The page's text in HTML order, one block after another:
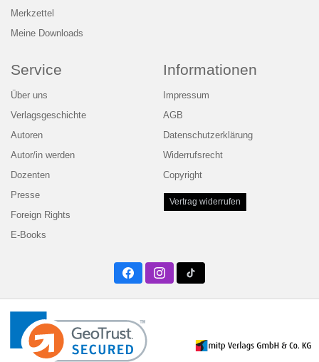
Merkzettel
Meine Downloads
Service
Über uns
Verlagsgeschichte
Autoren
Autor/in werden
Dozenten
Presse
Foreign Rights
E-Books
Informationen
Impressum
AGB
Datenschutzerklärung
Widerrufsrecht
Copyright
Vertrag widerrufen
FacebookInstagramTwitter